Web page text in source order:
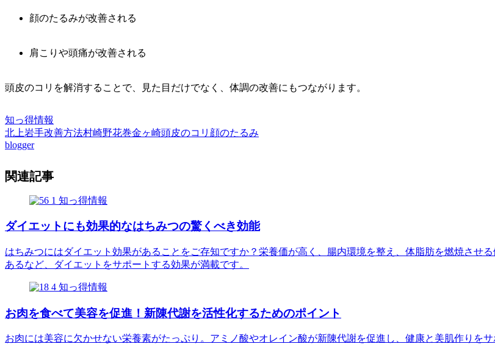
顔のたるみが改善される
肩こりや頭痛が改善される
頭皮のコリを解消することで、見た目だけでなく、体調の改善にもつながります。
知っ得情報
北上岩手改善方法村崎野花巻金ヶ崎頭皮のコリ 顔のたるみ
blogger
関連記事
知っ得情報
ダイエットにも効果的なはちみつの驚くべき効能
はちみつにはダイエット効果があることをご存知ですか？栄養価が高く、腸内環境を整え、体脂肪を燃焼させ
あるなど、ダイエットをサポートする効果が満載です。
知っ得情報
お肉を食べて美容を促進！新陳代謝を活性化するためのポイント
お肉には美容に欠かせない栄養素がたっぷり。アミノ酸やオレイン酸が新陳代謝を促進し、健康と美肌作りをサ